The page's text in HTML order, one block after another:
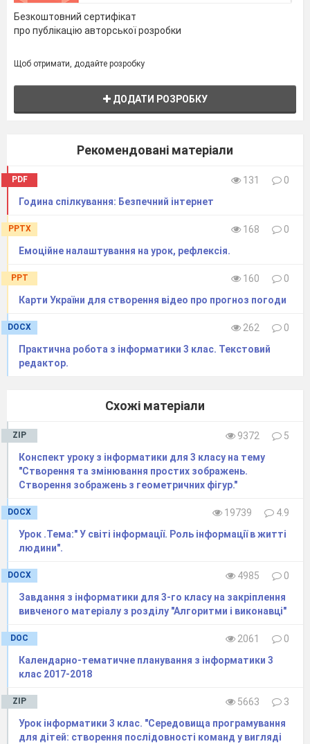
Безкоштовний сертифікат
про публікацію авторської розробки
Щоб отримати, додайте розробку
ДОДАТИ РОЗРОБКУ
Рекомендовані матеріали
PDF 131
0
Година спілкування: Безпечний інтернет
PPTX 168
0
Емоційне налаштування на урок, рефлексія.
PPT 160
0
Карти України для створення відео про прогноз погоди
DOCX 262
0
Практична робота з інформатики 3 клас. Текстовий
редактор.
Схожі матеріали
ZIP 9372
5
Конспект уроку з інформатики для 3 класу на тему
"Створення та змінювання простих зображень.
Створення зображень з геометричних фігур."
DOCX 19739
4.9
Урок .Тема:" У світі інформації. Роль інформації в житті
людини".
DOCX 4985
0
Завдання з інформатики для 3-го класу на закріплення
вивченого матеріалу з розділу "Алгоритми і виконавці"
DOC 2061
0
Календарно-тематичне планування з інформатики 3
клас 2017-2018
ZIP 5663
3
Урок інформатики 3 клас. "Середовища програмування
для дітей: створення послідовності команд у вигляді